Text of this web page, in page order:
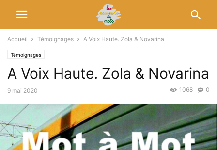
Accueil Témoignages A Voix Haute. Zola & Novarina
Témoignages
A Voix Haute. Zola & Novarina
9 mai 2020 0
1068